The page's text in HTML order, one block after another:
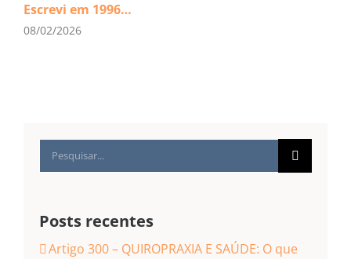
Escrevi em 1996…
08/02/2026
Buscar
resultados
Posts recentes
Artigo 300 – QUIROPRAXIA E SAÚDE: O que